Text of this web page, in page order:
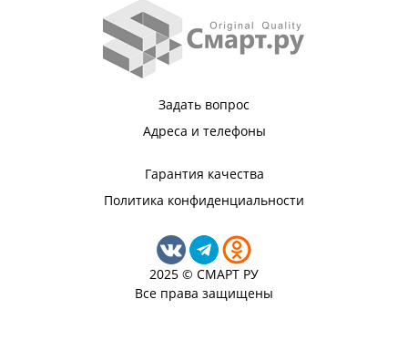
Задать вопрос
Адреса и телефоны
Гарантия качества
Политика конфиденциальности
2025 © СМАРТ РУ
Все права защищены